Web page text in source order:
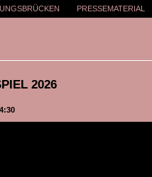
PRESSEMATERIAL
2026